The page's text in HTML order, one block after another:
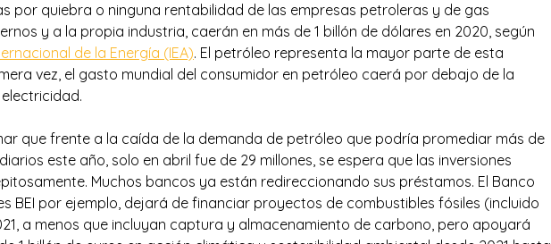
por quiebra o ninguna rentabilidad de las empresas petroleras y de gas
y a la propia industria, caerán en más de 1 billón de dólares en 2020, según
de la Energía (IEA). El petróleo representa la mayor parte de esta
vez, el gasto mundial del consumidor en petróleo caerá por debajo de la
que frente a la caída de la demanda de petróleo que podría promediar más de
este año, solo en abril fue de 29 millones, se espera que las inversiones
Muchos bancos ya están redireccionando sus préstamos. El Banco
BEI por ejemplo, dejará de financiar proyectos de combustibles fósiles (incluido
a menos que incluyan captura y almacenamiento de carbono, pero apoyará